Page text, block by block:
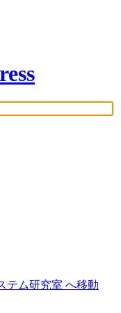
テム研究室 へ移動